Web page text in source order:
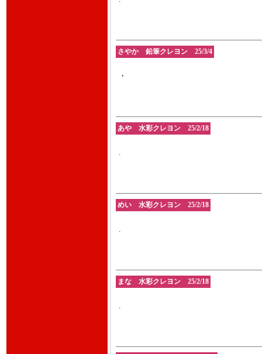
さやか 鉛筆クレヨン 25/3/4
・
あや 水彩クレヨン 25/2/18
.
めい 水彩クレヨン 25/2/18
.
まな 水彩クレヨン 25/2/18
.